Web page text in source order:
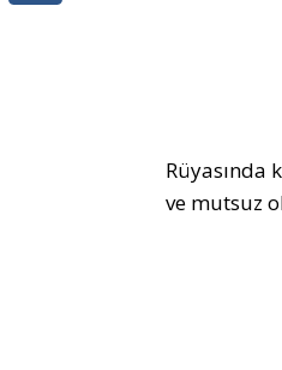
Rüyasında
ve mutsuz